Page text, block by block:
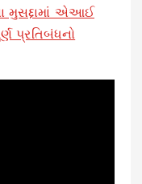
મુસદ્દામાં એઆઈ
પ્રતિબંધનો